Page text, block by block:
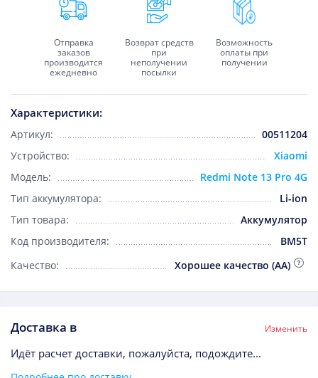
Характеристики:
Артикул:
00511204
Устройство:
Xiaomi
Модель:
Redmi Note 13 Pro 4G
Тип аккумулятора:
Li-ion
Тип товара:
Аккумулятор
Код производителя:
BM5T
Качество:
Хорошее качество (AA)
Доставка в Изменить
Идёт расчет доставки, пожалуйста, подождите...
Отправка
заказов
производится
ежедневно
Возврат средств
при
неполучении
посылки
Возможность
оплаты при
получении